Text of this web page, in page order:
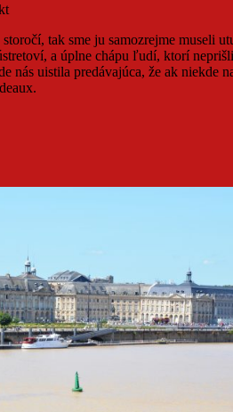
tak sme ju samozrejme museli
a úplne chápu ľudí, ktorí
nás uistila predávajúca, že ak